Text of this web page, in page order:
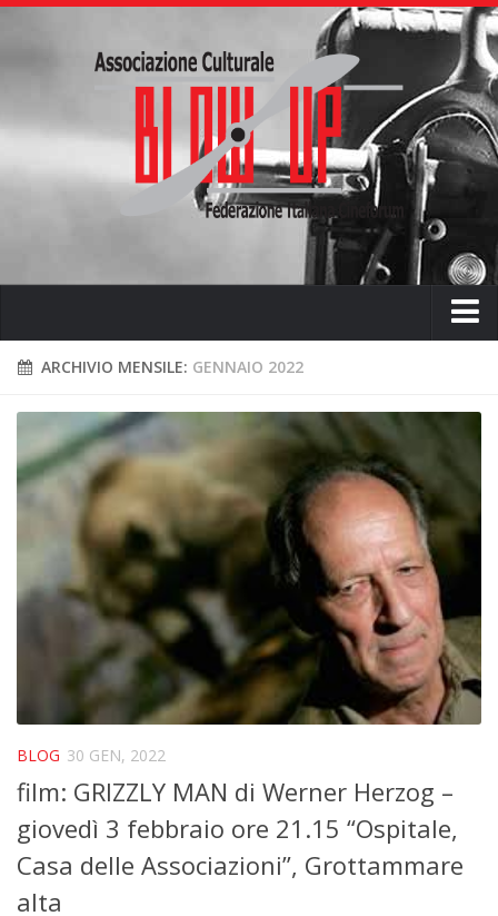
Home
L’ associazione
L’attività didattica
La storia
Eventi
Rassegne
In futuro …
Video
Collabora con noi
Contatti
Crowdfunding Dona Vedi Dici
ARCHIVIO MENSILE: GENNAIO 2022
BLOG 30 GEN, 2022
film: GRIZZLY MAN di Werner Herzog –
giovedì 3 febbraio ore 21.15 “Ospitale,
Casa delle Associazioni”, Grottammare
alta